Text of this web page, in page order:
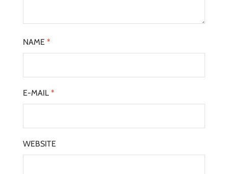
NAME *
E-MAIL *
WEBSITE